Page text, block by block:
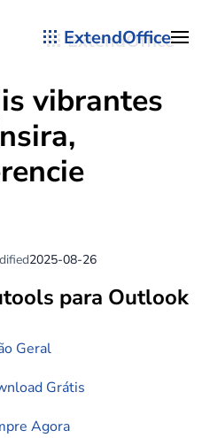
ExtendOffice
vibrantes
2025-08-26
para Outlook
Geral
Grátis
Agora